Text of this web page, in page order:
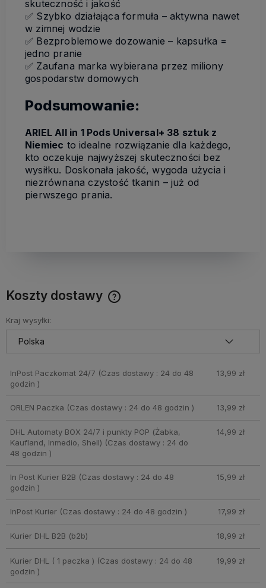
skuteczność i jakość
✅ Szybko działająca formuła – aktywna nawet
w zimnej wodzie
✅ Bezproblemowe dozowanie – kapsułka =
jedno pranie
✅ Zaufana marka wybierana przez miliony
gospodarstw domowych
Podsumowanie:
ARIEL All in 1 Pods Universal+ 38 sztuk z
Niemiec to idealne rozwiązanie dla każdego,
kto oczekuje najwyższej skuteczności bez
wysiłku. Doskonała jakość, wygoda użycia i
niezrównana czystość tkanin – już od
pierwszego prania.
Koszty dostawy
Kraj wysyłki:
InPost Paczkomat 24/7 (Czas dostawy : 24 do 48
godzin )
13,99 zł
ORLEN Paczka (Czas dostawy : 24 do 48 godzin ) 13,99 zł
DHL Automaty BOX 24/7 i punkty POP (Żabka,
Kaufland, Inmedio, Shell) (Czas dostawy : 24 do
48 godzin )
14,99 zł
In Post Kurier B2B (Czas dostawy : 24 do 48
godzin )
15,99 zł
InPost Kurier (Czas dostawy : 24 do 48 godzin ) 17,99 zł
Kurier DHL B2B (b2b) 18,99 zł
Kurier DHL ( 1 paczka ) (Czas dostawy : 24 do 48
godzin )
19,99 zł